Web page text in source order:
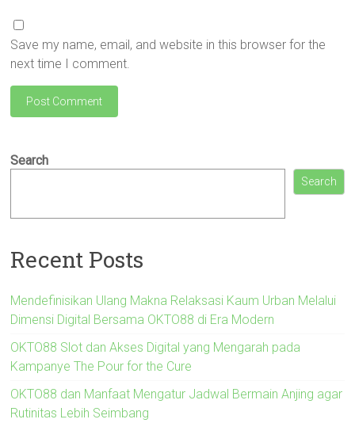
Save my name, email, and website in this browser for the
next time I comment.
Search
Search
Recent Posts
Mendefinisikan Ulang Makna Relaksasi Kaum Urban Melalui
Dimensi Digital Bersama OKTO88 di Era Modern
OKTO88 Slot dan Akses Digital yang Mengarah pada
Kampanye The Pour for the Cure
OKTO88 dan Manfaat Mengatur Jadwal Bermain Anjing agar
Rutinitas Lebih Seimbang